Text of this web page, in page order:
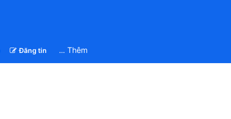
Đăng tin ... Thêm